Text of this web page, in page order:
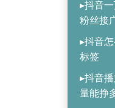
▸抖音
粉丝接
▸抖音
标签
▸抖音
量能挣